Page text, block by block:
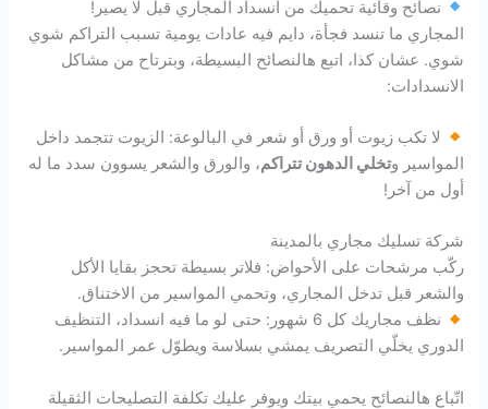
نصائح وقائية تحميك من انسداد المجاري قبل لا يصير!
المجاري ما تنسد فجأة، دايم فيه عادات يومية تسبب التراكم شوي
شوي. عشان كذا، اتبع هالنصائح البسيطة، وبترتاح من مشاكل
الانسدادات:
لا تكب زيوت أو ورق أو شعر في البالوعة: الزيوت تتجمد داخل
المواسير وتخلي الدهون تتراكم، والورق والشعر يسوون سدد ما له
أول من آخر!
شركة تسليك مجاري بالمدينة
ركّب مرشحات على الأحواض: فلاتر بسيطة تحجز بقايا الأكل
والشعر قبل تدخل المجاري، وتحمي المواسير من الاختناق.
نظف مجاريك كل 6 شهور: حتى لو ما فيه انسداد، التنظيف
الدوري يخلّي التصريف يمشي بسلاسة ويطوّل عمر المواسير.
اتّباع هالنصائح يحمي بيتك ويوفر عليك تكلفة التصليحات الثقيلة